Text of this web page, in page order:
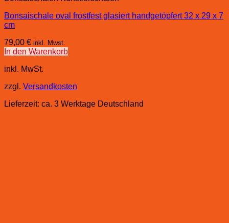
Bonsaischale oval frostfest glasiert handgetöpfert 32 x 29 x 7
cm
79,00 € inkl. Mwst.
In den Warenkorb
inkl. MwSt.
zzgl. Versandkosten
Lieferzeit: ca. 3 Werktage Deutschland